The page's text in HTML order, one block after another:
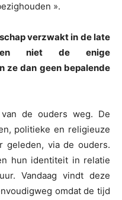
».
verzwakt in de late
niet de enige
ze dan geen bepalende
de ouders weg. De
politieke en religieuze
geleden, via de ouders.
hun identiteit in relatie
Vandaag vindt deze
omdat de tijd